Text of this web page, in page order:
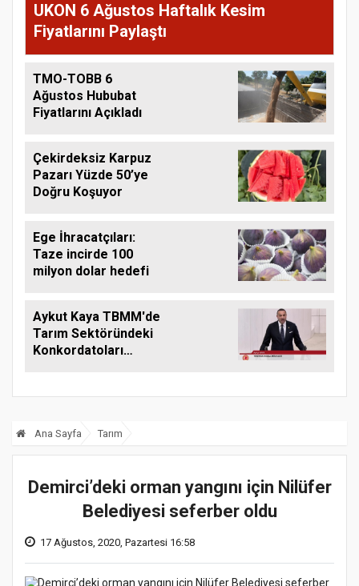
UKON 6 Ağustos Haftalık Kesim
Fiyatlarını Paylaştı
TMO-TOBB 6
Ağustos Hububat
Fiyatlarını Açıkladı
Çekirdeksiz Karpuz
Pazarı Yüzde 50’ye
Doğru Koşuyor
Ege İhracatçıları:
Taze incirde 100
milyon dolar hedefi
Aykut Kaya TBMM'de
Tarım Sektöründeki
Konkordatoları
Ana Sayfa Tarım
Demirci’deki orman yangını için Nilüfer
Belediyesi seferber oldu
17 Ağustos, 2020, Pazartesi 16:58